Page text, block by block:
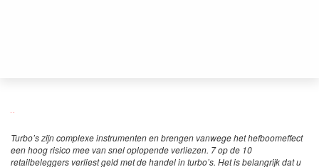
Turbo’s zijn complexe instrumenten en brengen vanwege het hefboomeffect
een hoog risico mee van snel oplopende verliezen. 7 op de 10
retailbeleggers verliest geld met de handel in turbo’s. Het is belangrijk dat u